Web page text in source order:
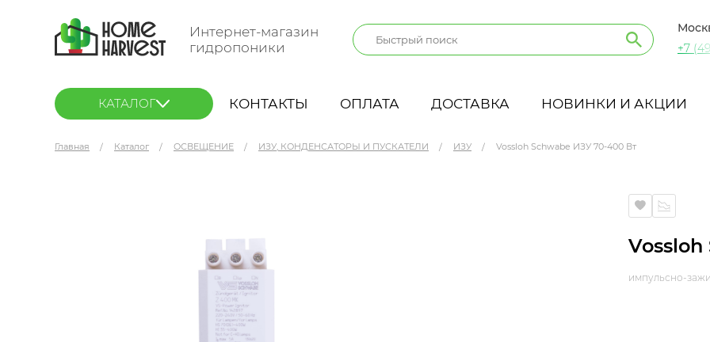
Интернет-магазин
гидропоники
+7
КАТАЛОГ КОНТАКТЫ ОПЛАТА ДОСТАВКА НОВИНКИ И АКЦИИ
Главная Каталог ОСВЕЩЕНИЕ ИЗУ, КОНДЕНСАТОРЫ И ПУСКАТЕЛИ ИЗУ Vossloh Schwabe ИЗУ 70-400 Вт
Vossloh
импульсно-